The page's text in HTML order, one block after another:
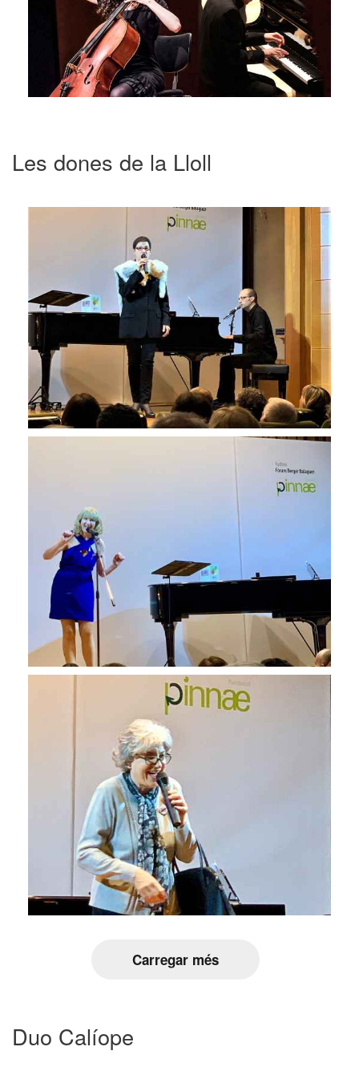
Les dones de la Lloll
Carregar més
Duo Calíope